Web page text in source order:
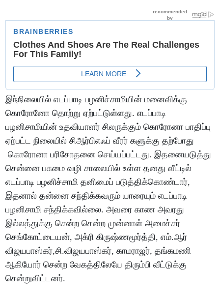
இந்நிலையில் எடப்பாடி பழனிச்சாமியின் மனைவிக்கு
கொரோனோ தொற்று ஏற்பட்டுள்ளது. எடப்பாடி
பழனிசாமியின் உதவியாளர் சிலருக்கும் கொரோனா பாதிப்பு
ஏற்பட்ட நிலையில் சிஆர்பிஎஃப் வீரர் களுக்கு தற்போது
கொரோனா பரிசோதனை செய்யப்பட்டது. இதனையடுத்து
சென்னை பசுமை வழி சாலையில் உள்ள தனது வீட்டில்
எடப்பாடி பழனிச்சாமி தனிமைப் படுத்திக்கொண்டார்,
இதனால் தன்னை சந்திக்கவரும் யாரையும் எடப்பாடி
பழனிசாமி சந்திக்கவில்லை. அவரை காண அவரது
இல்லத்துக்கு சென்ற சென்ற முன்னாள் அமைச்சர்
செங்கோட்டையன், அக்ரி கிருஷ்ணமூர்த்தி, எம்.ஆர்
விஜயபாஸ்கர்,சி.விஜயபாஸ்கர், காமராஜர், தங்கமணி
ஆகியோர் சென்ற வேகத்திலேயே திரும்பி வீட்டுக்கு
சென்றுவிட்டனர்.